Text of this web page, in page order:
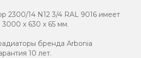
2300/14 N12 3/4 RAL 9016 имеет
x 630 x 65 мм.
бренда Аrbonia
10 лет.